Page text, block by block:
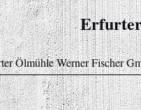
Ölmühle Werner Fischer